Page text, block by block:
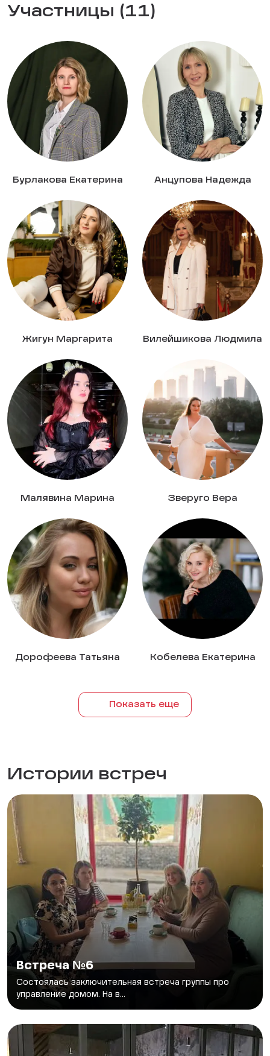
Участницы (11)
Бурлакова Екатерина Анцупова Надежда
Жигун Маргарита Вилейшикова Людмила
Малявина Марина Зверуго Вера
Дорофеева Татьяна Кобелева Екатерина
Показать еще
Истории встреч
Встреча №6
Состоялась заключительная встреча группы про
управление домом. На в...